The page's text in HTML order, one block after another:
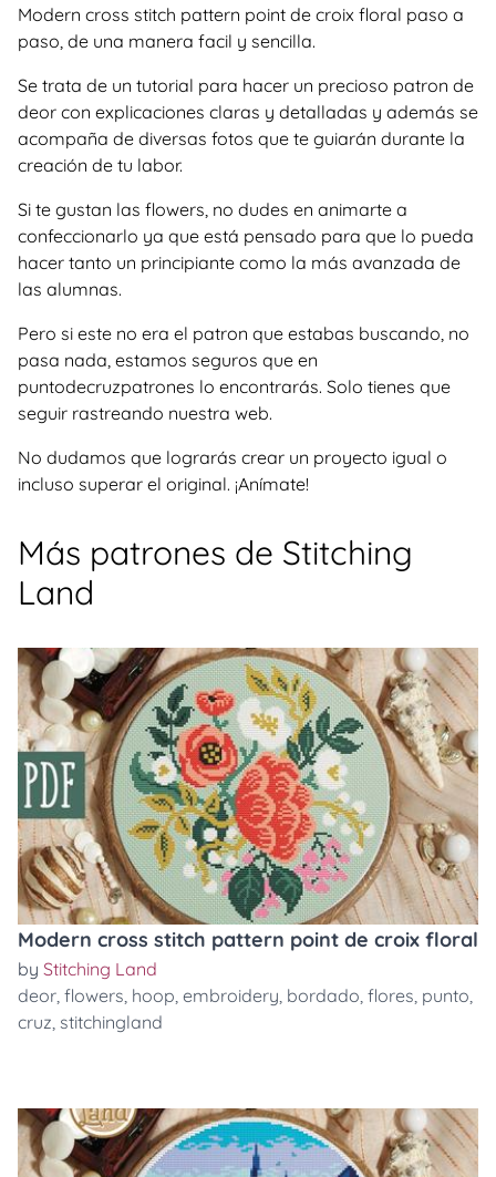
Modern cross stitch pattern point de croix floral paso a
paso, de una manera facil y sencilla.
Se trata de un tutorial para hacer un precioso patron de
deor con explicaciones claras y detalladas y además se
acompaña de diversas fotos que te guiarán durante la
creación de tu labor.
Si te gustan las flowers, no dudes en animarte a
confeccionarlo ya que está pensado para que lo pueda
hacer tanto un principiante como la más avanzada de
las alumnas.
Pero si este no era el patron que estabas buscando, no
pasa nada, estamos seguros que en
puntodecruzpatrones lo encontrarás. Solo tienes que
seguir rastreando nuestra web.
No dudamos que lograrás crear un proyecto igual o
incluso superar el original. ¡Anímate!
Más patrones de Stitching
Land
Modern cross stitch pattern point de croix floral
by Stitching Land
deor, flowers, hoop, embroidery, bordado, flores, punto,
cruz, stitchingland